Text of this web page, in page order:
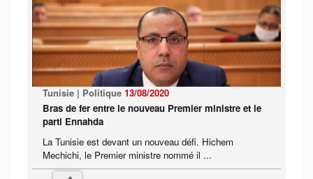
Tunisie | Politique 13/08/2020
Bras de fer entre le nouveau Premier ministre et le
parti Ennahda
La Tunisie est devant un nouveau défi. Hichem
Mechichi, le Premier ministre nommé il ...